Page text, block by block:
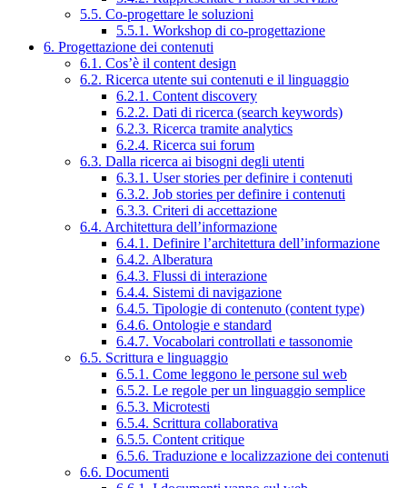
5.5. Co-progettare le soluzioni
5.5.1. Workshop di co-progettazione
6. Progettazione dei contenuti
6.1. Cos’è il content design
6.2. Ricerca utente sui contenuti e il linguaggio
6.2.1. Content discovery
6.2.2. Dati di ricerca (search keywords)
6.2.3. Ricerca tramite analytics
6.2.4. Ricerca sui forum
6.3. Dalla ricerca ai bisogni degli utenti
6.3.1. User stories per definire i contenuti
6.3.2. Job stories per definire i contenuti
6.3.3. Criteri di accettazione
6.4. Architettura dell’informazione
6.4.1. Definire l’architettura dell’informazione
6.4.2. Alberatura
6.4.3. Flussi di interazione
6.4.4. Sistemi di navigazione
6.4.5. Tipologie di contenuto (content type)
6.4.6. Ontologie e standard
6.4.7. Vocabolari controllati e tassonomie
6.5. Scrittura e linguaggio
6.5.1. Come leggono le persone sul web
6.5.2. Le regole per un linguaggio semplice
6.5.3. Microtesti
6.5.4. Scrittura collaborativa
6.5.5. Content critique
6.5.6. Traduzione e localizzazione dei contenuti
6.6. Documenti